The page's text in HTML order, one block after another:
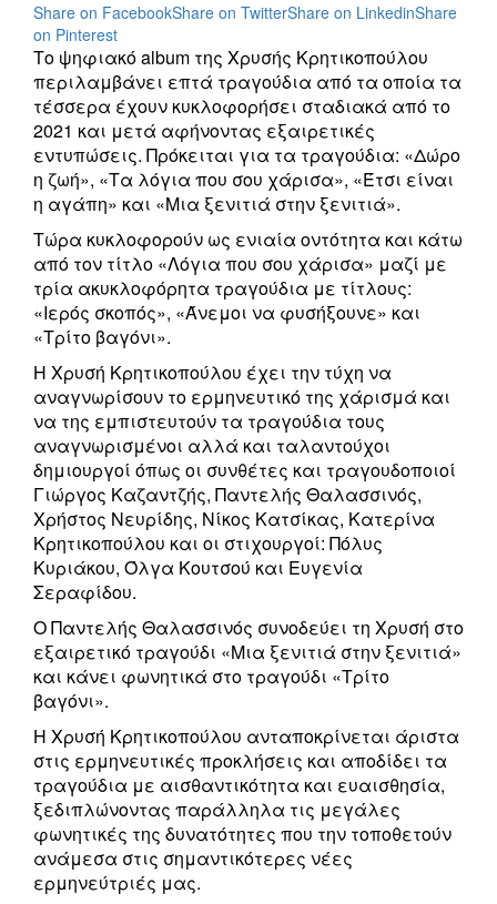
Share on FacebookShare on TwitterShare on LinkedinShare
on Pinterest
Το ψηφιακό album της Χρυσής Κρητικοπούλου
περιλαμβάνει επτά τραγούδια από τα οποία τα
τέσσερα έχουν κυκλοφορήσει σταδιακά από το
2021 και μετά αφήνοντας εξαιρετικές
εντυπώσεις. Πρόκειται για τα τραγούδια: «Δώρο
η ζωή», «Τα λόγια που σου χάρισα», «Έτσι είναι
η αγάπη» και «Μια ξενιτιά στην ξενιτιά».
Τώρα κυκλοφορούν ως ενιαία οντότητα και κάτω
από τον τίτλο «Λόγια που σου χάρισα» μαζί με
τρία ακυκλοφόρητα τραγούδια με τίτλους:
«Ιερός σκοπός», «Άνεμοι να φυσήξουνε» και
«Τρίτο βαγόνι».
Η Χρυσή Κρητικοπούλου έχει την τύχη να
αναγνωρίσουν το ερμηνευτικό της χάρισμά και
να της εμπιστευτούν τα τραγούδια τους
αναγνωρισμένοι αλλά και ταλαντούχοι
δημιουργοί όπως οι συνθέτες και τραγουδοποιοί
Γιώργος Καζαντζής, Παντελής Θαλασσινός,
Χρήστος Νευρίδης, Νίκος Κατσίκας, Κατερίνα
Κρητικοπούλου και οι στιχουργοί: Πόλυς
Κυριάκου, Όλγα Κουτσού και Ευγενία
Σεραφίδου.
Ο Παντελής Θαλασσινός συνοδεύει τη Χρυσή στο
εξαιρετικό τραγούδι «Μια ξενιτιά στην ξενιτιά»
και κάνει φωνητικά στο τραγούδι «Τρίτο
βαγόνι».
Η Χρυσή Κρητικοπούλου ανταποκρίνεται άριστα
στις ερμηνευτικές προκλήσεις και αποδίδει τα
τραγούδια με αισθαντικότητα και ευαισθησία,
ξεδιπλώνοντας παράλληλα τις μεγάλες
φωνητικές της δυνατότητες που την τοποθετούν
ανάμεσα στις σημαντικότερες νέες
ερμηνεύτριές μας.